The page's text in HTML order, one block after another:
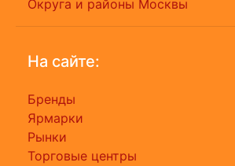
Округа и районы Москвы
На сайте:
Бренды
Ярмарки
Рынки
Торговые центры